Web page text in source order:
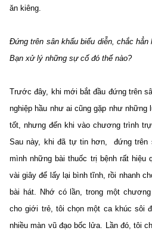
ăn kiêng.
Đứng trên sân khấu biểu diễn, chắc
Bạn xử lý những sự cố đó thế nào?
Trước đây, khi mới bắt đầu đứng trên
nghiệp hầu như ai cũng gặp như
tốt, nhưng đến khi vào chương trình
Sau này, khi đã tự tin hơn, đứng trên
mình những bài thuốc trị bệnh rất hiệu
vài giây để lấy lại bình tĩnh, rồi nhanh
bài hát. Nhớ có lần, trong một
cho giới trẻ, tôi chọn một ca khúc sôi
nhiều màn vũ đạo bốc lửa. Lần đó, tôi